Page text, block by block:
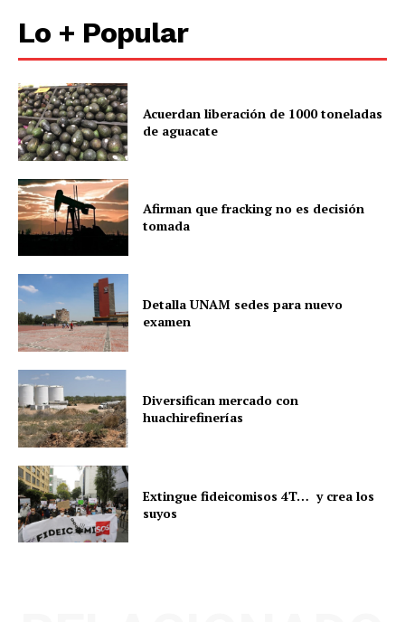
Lo + Popular
Acuerdan liberación de 1000 toneladas
de aguacate
Afirman que fracking no es decisión
tomada
Detalla UNAM sedes para nuevo
examen
Diversifican mercado con
huachirefinerías
Extingue fideicomisos 4T… y crea los
suyos